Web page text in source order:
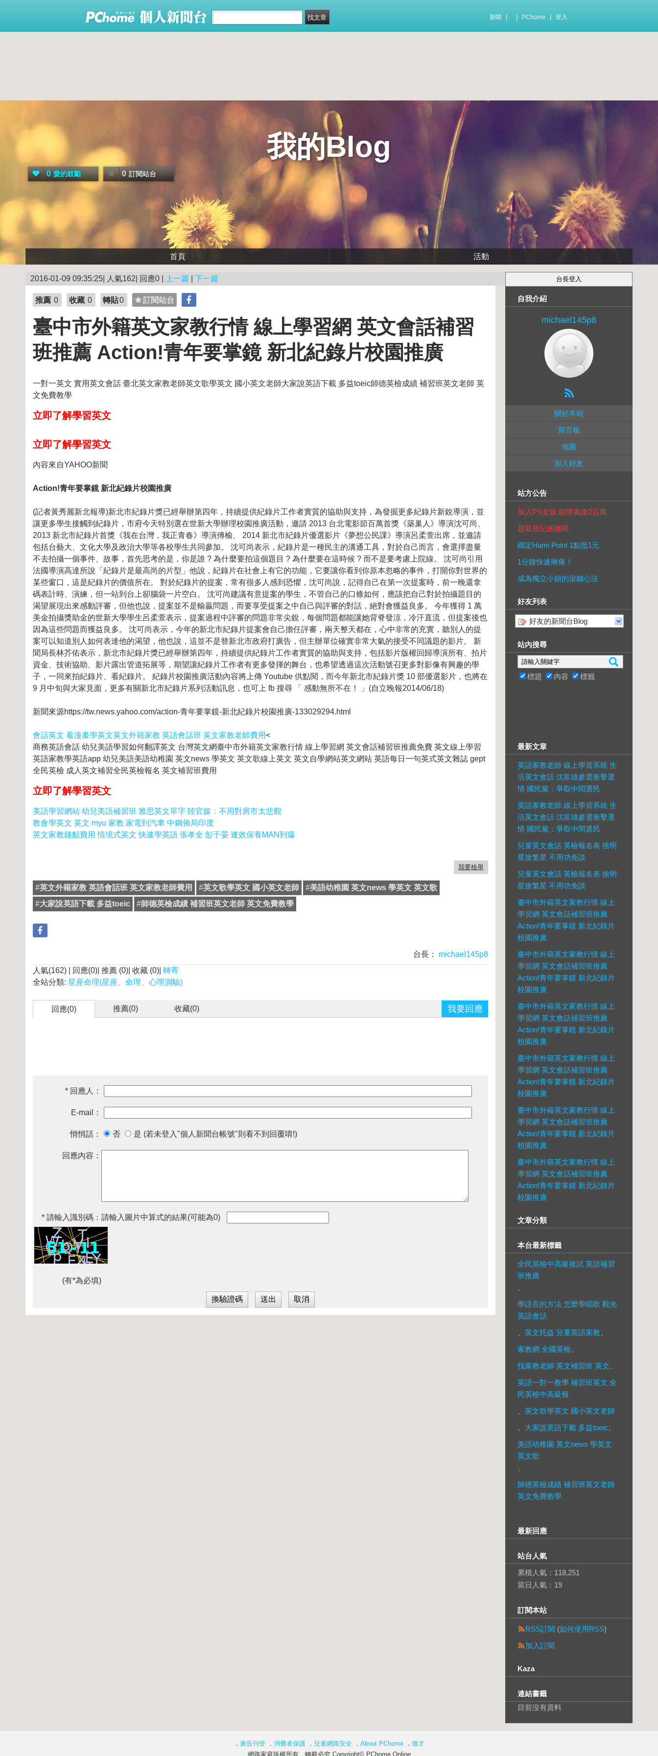
新聞 PChome 登入
我的Blog
0 愛的鼓勵 0 訂閱站台
首頁 活動
2016-01-09 09:35:25| 人氣162| 回應0 | 上一篇 下一篇
推薦 0 收藏 0 轉貼0 訂閱站台
臺中市外籍英文家教行情 線上學習網 英文會話補習
班推薦 Action!青年要掌鏡 新北紀錄片校園推廣
一對一英文 實用英文會話 臺北英文家教老師英文歌學英文 國小英文老師大家說英語下載 多益toeic師德英檢成績 補習班英文老師 英
文免費教學
立即了解學習英文
立即了解學習英文
內容來自YAHOO新聞
Action!青年要掌鏡 新北紀錄片校園推廣
(記者黃秀麗新北報導)新北市紀錄片獎已經舉辦第四年，持續提供紀錄片工作者實質的協助與支持，為發掘更多紀錄片新銳導演，並
讓更多學生接觸到紀錄片，市府今天特別選在世新大學辦理校園推廣活動，邀請 2013 台北電影節百萬首獎《築巢人》導演沈可尚、
2013 新北市紀錄片首獎《我在台灣，我正青春》導演傅榆、 2014 新北市紀錄片優選影片《夢想公民課》導演呂柔萱出席，並邀請
包括台藝大、文化大學及政治大學等各校學生共同參加。 沈可尚表示，紀錄片是一種民主的溝通工具，對於自己而言，會選擇盡量
不去拍攝一個事件、故事，首先思考的是，你是誰 ? 為什麼要拍這個題目 ? 為什麼要在這時候 ? 而不是要考慮上院線。 沈可尚引用
法國導演高達所說「紀錄片是最高尚的片型」他說，紀錄片在社會上有它的功能，它要讓你看到你原本忽略的事件，打開你對世界的
某些窗口，這是紀錄片的價值所在。 對於紀錄片的提案，常有很多人感到恐懼，沈可尚說，記得自己在第一次提案時，前一晚還拿
碼表計時、演練，但一站到台上卻腦袋一片空白。 沈可尚建議有意提案的學生，不管自己的口條如何，應該把自己對於拍攝題目的
渴望展現出來感動評審，但他也說，提案並不是輸贏問題，而要享受提案之中自己與評審的對話，絕對會獲益良多。 今年獲得 1 萬
美金拍攝獎助金的世新大學學生呂柔萱表示，提案過程中評審的問題非常尖銳，每個問題都能讓她背脊發涼，冷汗直流，但提案後也
因為這些問題而獲益良多。 沈可尚表示，今年的新北市紀錄片提案會自己擔任評審，兩天整天都在，心中非常的充實，聽別人的提
案可以知道別人如何表達他的渴望，他也說，這並不是替新北市政府打廣告，但主辦單位確實非常大氣的接受不同議題的影片。 新
聞局長林芥佑表示，新北市紀錄片獎已經舉辦第四年，持續提供紀錄片工作者實質的協助與支持，包括影片版權回歸導演所有、拍片
資金、技術協助、影片露出管道拓展等，期望讓紀錄片工作者有更多發揮的舞台，也希望透過這次活動號召更多對影像有興趣的學
子，一同來拍紀錄片、看紀錄片。 紀錄片校園推廣活動內容將上傳 Youtube 供點閱，而今年新北市紀錄片獎 10 部優選影片，也將在
9 月中旬與大家見面，更多有關新北市紀錄片系列活動訊息，也可上 fb 搜尋 「 感動無所不在！ 」(自立晚報2014/06/18)
新聞來源https://tw.news.yahoo.com/action-青年要掌鏡-新北紀錄片校園推廣-133029294.html
會話英文 看漫畫學英文英文外籍家教 英語會話班 英文家教老師費用<
商務英語會話 幼兒美語學習如何翻譯英文 台灣英文網臺中市外籍英文家教行情 線上學習網 英文會話補習班推薦免費 英文線上學習
英語家教學英語app 幼兒美語美語幼稚園 英文news 學英文 英文歌線上英文 英文自學網站英文網站 英語每日一句英式英文雜誌 gept
全民英檢 成人英文補習全民英檢報名 英文補習班費用
立即了解學習英文
美語學習網站 幼兒美語補習班 雅思英文單字 陸官媒：不用對房市太悲觀
教會學英文 英文 myu 家教 家電到汽車 中鋼佈局印度
英文家教鐘點費用 情境式英文 快速學英語 張孝全 彭于晏 速效保養MAN到爆
我要檢舉
#英文外籍家教 英語會話班 英文家教老師費用 #英文歌學英文 國小英文老師 #美語幼稚園 英文news 學英文 英文歌
#大家說英語下載 多益toeic #師德英檢成績 補習班英文老師 英文免費教學
台長：
michael145p8
人氣(162) | 回應(0)| 推薦 (0)| 收藏 (0)| 轉寄
全站分類: 星座命理(星座、命理、心理測驗)
回應(0) 推薦(0) 收藏(0) 我要回應
* 回應人：
E-mail：
悄悄話： 否 是 (若未登入"個人新聞台帳號"則看不到回覆唷!)
回應內容：
* 請輸入識別碼： 請輸入圖片中算式的結果(可能為0)
(有*為必填)
自我介紹
michael145p8
關於本站
留言板
地圖
加入好友
站方公告
加入PS女孩 組隊瘋搶2百萬
超取登記送咖啡
綁定Hami Point 1點抵1元
1分鐘快速揪痛！
成為獨立小姐的滾錢心法
好友列表
好友的新聞台Blog
站內搜尋
標題 內容 標籤
最新文章
英語家教老師 線上學習系統 生
活英文會話 沈富雄參選衝擊選
情 國民黨：爭取中間選民
英語家教老師 線上學習系統 生
活英文會話 沈富雄參選衝擊選
情 國民黨：爭取中間選民
兒童英文會話 英檢報名表 捨明
星搶繁星 不用功免談
兒童英文會話 英檢報名表 捨明
星搶繁星 不用功免談
臺中市外籍英文家教行情 線上
學習網 英文會話補習班推薦
Action!青年要掌鏡 新北紀錄片
校園推廣
臺中市外籍英文家教行情 線上
學習網 英文會話補習班推薦
Action!青年要掌鏡 新北紀錄片
校園推廣
臺中市外籍英文家教行情 線上
學習網 英文會話補習班推薦
Action!青年要掌鏡 新北紀錄片
校園推廣
臺中市外籍英文家教行情 線上
學習網 英文會話補習班推薦
Action!青年要掌鏡 新北紀錄片
校園推廣
臺中市外籍英文家教行情 線上
學習網 英文會話補習班推薦
Action!青年要掌鏡 新北紀錄片
校園推廣
臺中市外籍英文家教行情 線上
學習網 英文會話補習班推薦
Action!青年要掌鏡 新北紀錄片
校園推廣
文章分類
本台最新標籤
全民英檢中高級複試 英語補習
班推薦
學語言的方法 怎麼學唱歌 觀光
英語會話
英文托益 兒童英語家教
家教網 全國英檢
找家教老師 英文補習班 英文
英語一對一教學 補習班英文 全
民英檢中高級報
英文歌學英文 國小英文老師
大家說英語下載 多益toeic
美語幼稚園 英文news 學英文
英文歌
師德英檢成績 補習班英文老師
英文免費教學
最新回應
站台人氣
累積人氣： 118,251
當日人氣： 19
訂閱本站
RSS訂閱 (如何使用RSS)
加入訂閱
Kaza
連結書籤
目前沒有資料
． 廣告刊登 ． 消費者保護 ． 兒童網路安全 ． About PChome ． 徵才
網路家庭版權所有、轉載必究 Copyright© PChome Online